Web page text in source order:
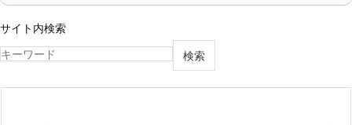
サイト内検索
検索